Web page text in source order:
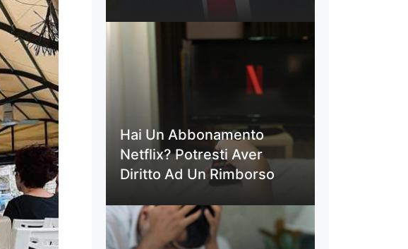
Hai Un Abbonamento
Netflix? Potresti Aver
Diritto Ad Un Rimborso